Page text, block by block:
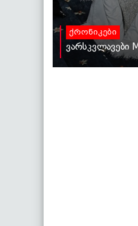
ქრონიკები
ვარსკვლავები